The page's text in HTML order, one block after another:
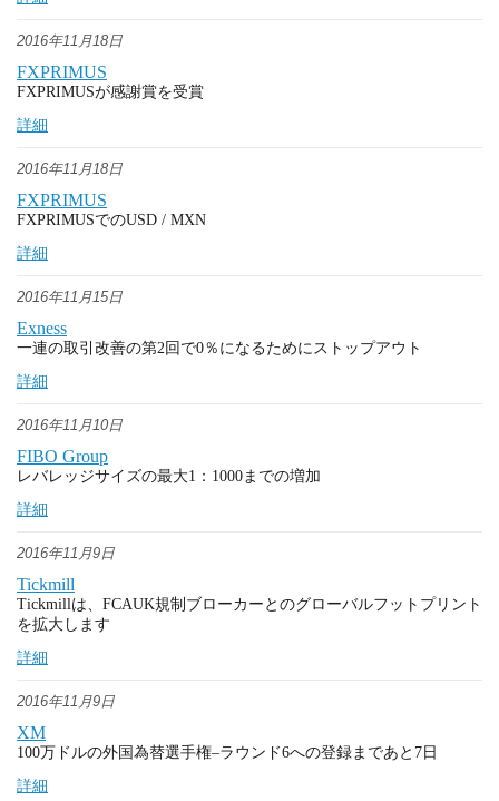
2016年11月18日
FXPRIMUS
FXPRIMUSが感謝賞を受賞
詳細
2016年11月18日
FXPRIMUS
FXPRIMUSでのUSD / MXN
詳細
2016年11月15日
Exness
一連の取引改善の第2回で0％になるためにストップアウト
詳細
2016年11月10日
FIBO Group
レバレッジサイズの最大1：1000までの増加
詳細
2016年11月9日
Tickmill
Tickmillは、FCAUK規制ブローカーとのグローバルフットプリント
を拡大します
詳細
2016年11月9日
XM
100万ドルの外国為替選手権–ラウンド6への登録まであと7日
詳細